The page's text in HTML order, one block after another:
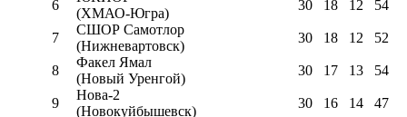
6
(ХМАО-Югра)
30 18 12 54
7
СШОР Самотлор
(Нижневартовск)
30 18 12 52
8
Факел Ямал
(Новый Уренгой)
30 17 13 54
9
Нова-2
(Новокуйбышевск)
30 16 14 47